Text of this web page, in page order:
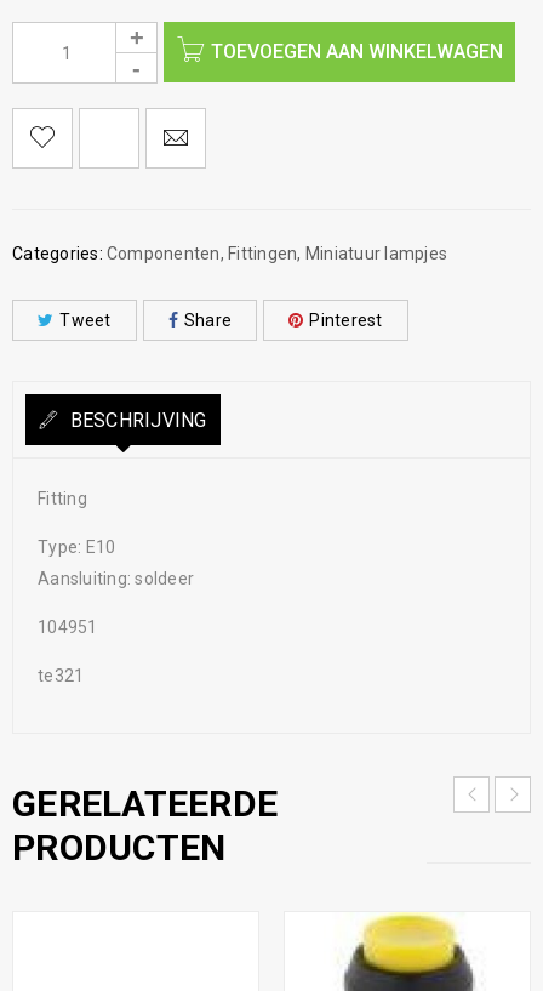
TOEVOEGEN AAN WINKELWAGEN
Categories: Componenten, Fittingen, Miniatuur lampjes
Tweet Share Pinterest
BESCHRIJVING
Fitting
Type: E10
Aansluiting: soldeer
104951
te321
GERELATEERDE
PRODUCTEN